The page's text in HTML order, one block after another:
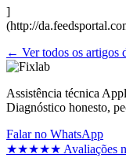
]
(http://
← Ver todos os artigos
Assistência técnica
Diagnóstico honesto,
Falar no WhatsApp
★★★★★ Avaliações